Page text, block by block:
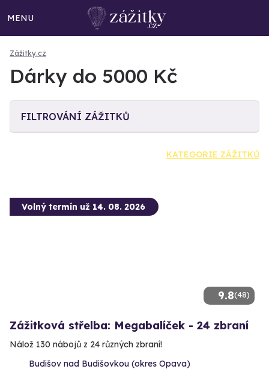
MENU
Zážitky.cz
Dárky do 5000 Kč
FILTROVÁNÍ ZÁŽITKŮ
KATEGORIE ZÁŽITKŮ
9.8(48)
Volný termín už 14. 08. 2026
Zážitková střelba: Megabalíček - 24 zbraní
Nálož 130 nábojů z 24 různých zbraní!
Budišov nad Budišovkou (okres Opava)